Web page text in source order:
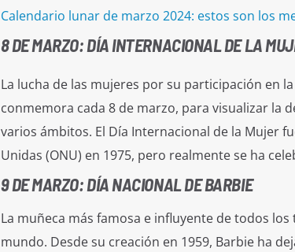
Calendario lunar de marzo 2024: estos son los
8 DE MARZO: DÍA INTERNACIONAL DE LA
La lucha de las mujeres por su participación en
conmemora cada 8 de marzo, para visualizar la
varios ámbitos. El Día Internacional de la Mujer
Unidas (ONU) en 1975, pero realmente se ha
9 DE MARZO: DÍA NACIONAL DE BARBIE
La muñeca más famosa e influyente de todos
mundo. Desde su creación en 1959, Barbie ha